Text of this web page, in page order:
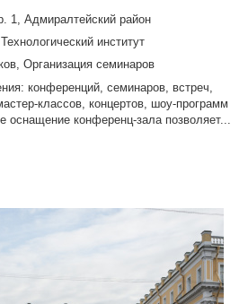
1, Адмиралтейский район
институт
Организация семинаров
конференций, семинаров, встреч,
классов, концертов, шоу-программ
оснащение конференц-зала позволяет...